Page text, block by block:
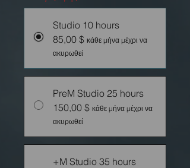
Studio 10 hours
85,00 $ κάθε μήνα μέχρι να
ακυρωθεί
PreM Studio 25 hours
150,00 $ κάθε μήνα μέχρι να
ακυρωθεί
+M Studio 35 hours